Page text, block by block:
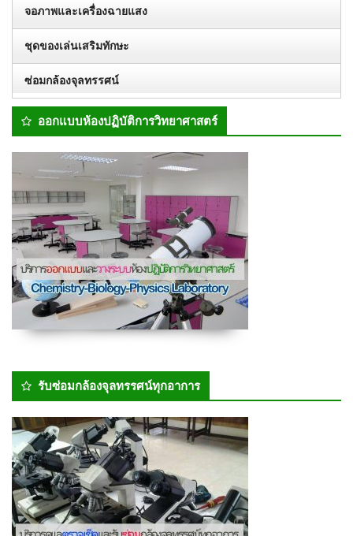
จอภาพและเครื่องฉายแสง
ชุดของเล่นเสริมทักษะ
ซ่อมกล้องจุลทรรศน์
ออกแบบห้องปฏิบัติการวิทยาศาสตร์
รับซ่อมกล้องจุลทรรศน์ทุกอาการ